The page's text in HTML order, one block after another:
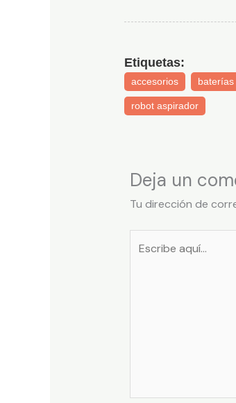
Etiquetas:
accesorios baterías
robot aspirador
Deja un
Tu dirección de